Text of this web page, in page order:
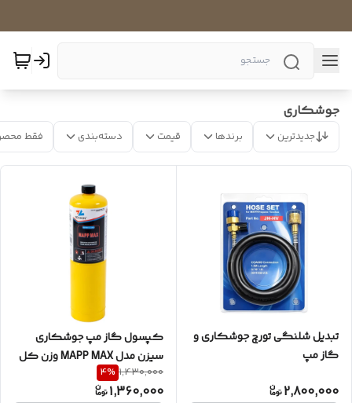
جوشکاری
جدیدترین برندها قیمت دسته‌بندی فقط
تبدیل شلنگی تورچ جوشکاری و
گاز مپ
2,800,000
کپسول گاز مپ جوشکاری
سیزن مدل MAPP MAX وزن کل
850 گرم
1,430,000
4%
1,360,000